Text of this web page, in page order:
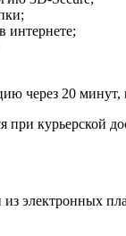
интернете;
через 20
курьерской
электронных